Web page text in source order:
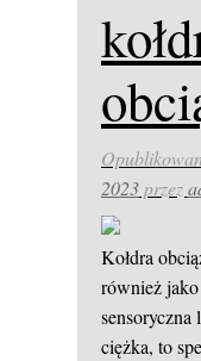
2023przez
Kołdra
również jako
sensoryczna
ciężka, to